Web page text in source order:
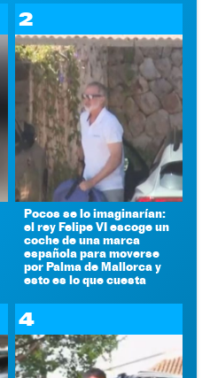
2
Pocos se lo imaginarían:
el rey Felipe VI escoge un
coche de una marca
española para moverse
por Palma de Mallorca y
esto es lo que cuesta
4